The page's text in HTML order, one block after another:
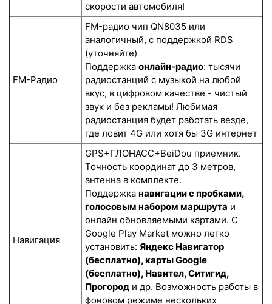
скорости автомобиля!
FM-Радио
FM-радио чип QN8035 или
аналогичный, с поддержкой RDS
(уточняйте)
Поддержка онлайн-радио: тысячи
радиостанций с музыкой на любой
вкус, в цифровом качестве - чистый
звук и без рекламы! Любимая
радиостанция будет работать везде,
где ловит 4G или хотя бы 3G интернет
Навигация
GPS+ГЛОНАСС+BeiDou приемник.
Точность координат до 3 метров,
антенна в комплекте.
Поддержка навигации с пробками,
голосовым набором маршрута и
онлайн обновляемыми картами. С
Google Play Market можно легко
установить: Яндекс Навигатор
(бесплатно), карты Google
(бесплатно), Навител, Ситигид,
Прогород и др. Возможность работы в
фоновом режиме нескольких